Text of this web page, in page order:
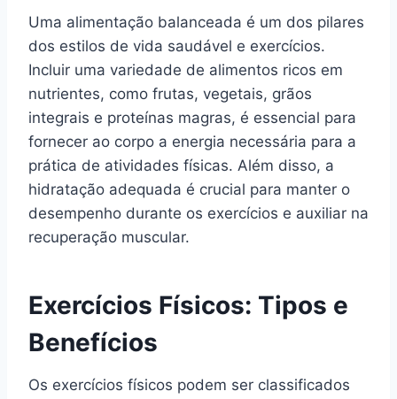
Uma alimentação balanceada é um dos pilares
dos estilos de vida saudável e exercícios.
Incluir uma variedade de alimentos ricos em
nutrientes, como frutas, vegetais, grãos
integrais e proteínas magras, é essencial para
fornecer ao corpo a energia necessária para a
prática de atividades físicas. Além disso, a
hidratação adequada é crucial para manter o
desempenho durante os exercícios e auxiliar na
recuperação muscular.
Exercícios Físicos: Tipos e
Benefícios
Os exercícios físicos podem ser classificados